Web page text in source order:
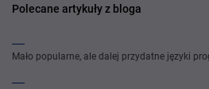
Polecane artykuły z bloga
Mało popularne, ale dalej przydatne języki